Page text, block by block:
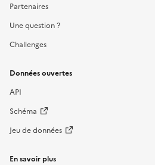
Partenaires
Une question ?
Challenges
Données ouvertes
API
Schéma
Jeu de données
En savoir plus